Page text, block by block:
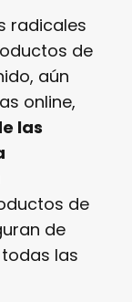
radicales
de
aún
online,
las
de
de
las